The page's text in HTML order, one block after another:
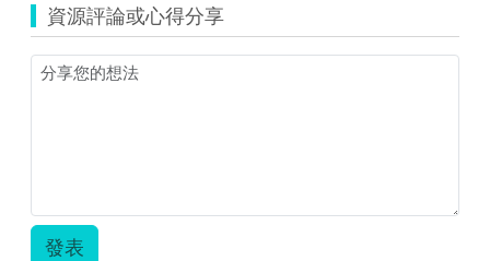
學
習
資源評論或心得分享
發表